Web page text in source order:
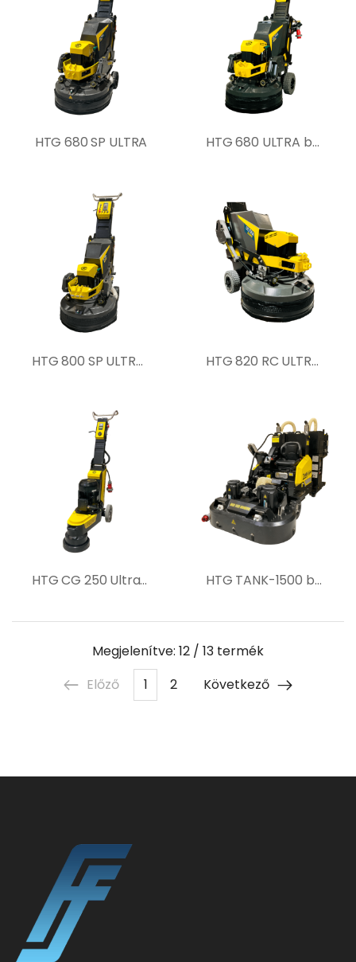
HTG 680 SP ULTRA HTG 680 ULTRA betoncsiszoló gép
HTG 800 SP ULTRA betoncsiszoló gép HTG 820 RC ULTRA betoncsiszoló gép
HTG CG 250 Ultra betoncsiszoló gép HTG TANK-1500 betoncsiszoló gép
Megjelenítve: 12 / 13 termék
Előző
1 2 Következő